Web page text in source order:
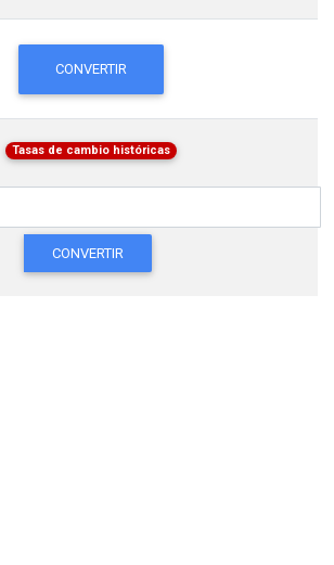
CONVERTIR
Tasas de cambio históricas
CONVERTIR